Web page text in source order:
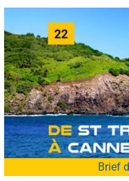
Brief